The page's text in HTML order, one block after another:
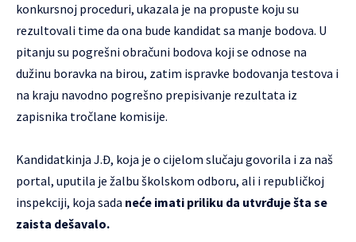
konkursnoj proceduri, ukazala je na propuste koju su
rezultovali time da ona bude kandidat sa manje bodova. U
pitanju su pogrešni obračuni bodova koji se odnose na
dužinu boravka na birou, zatim ispravke bodovanja testova i
na kraju navodno pogrešno prepisivanje rezultata iz
zapisnika tročlane komisije.
Kandidatkinja J.Đ, koja je o cijelom slučaju govorila i za naš
portal, uputila je žalbu školskom odboru, ali i republičkoj
inspekciji, koja sada neće imati priliku da utvrđuje šta se
zaista dešavalo.